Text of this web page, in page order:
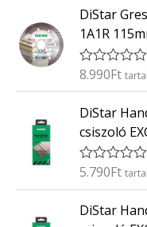
/
5
é
k
e
l
é
s
:
/
5
DiStar
1A1R
É
é
e
l
é
s
:
/
8.990Ft
DiStar
csiszoló
É
é
5.790Ft
DiStar